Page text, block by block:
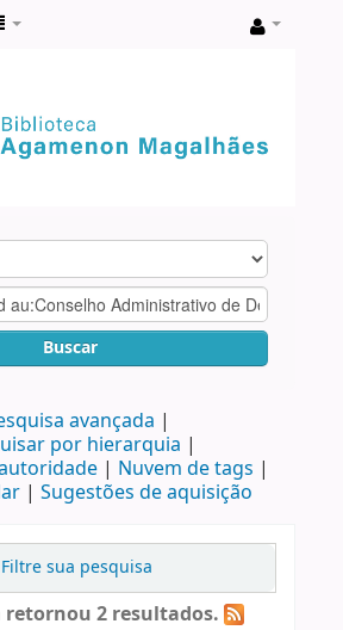
Buscar
avançada
por hierarquia
Nuvem de tags
Sugestões de aquisição
Filtre sua pesquisa
retornou 2 resultados.